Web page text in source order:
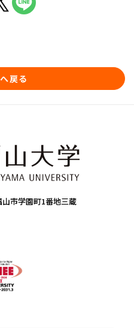
戻る
市学園町1番地三蔵